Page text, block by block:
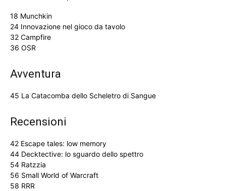
18 Munchkin
24 Innovazione nel gioco da tavolo
32 Campfire
36 OSR
Avventura
45 La Catacomba dello Scheletro di Sangue
Recensioni
42 Escape tales: low memory
44 Decktective: lo sguardo dello spettro
54 Ratzzia
56 Small World of Warcraft
58 RRR